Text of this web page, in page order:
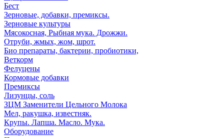
Бест
Зерновые, добавки, премиксы.
Зерновые культуры
Мясокосная, Рыбная мука. Дрожжи.
Отруби, жмых, жом, шрот.
Био препараты, бактерии, пробиотики,
Веткорм
Фелуцены
Кормовые добавки
Премиксы
Лизунцы, соль
ЗЦМ Заменители Цельного Молока
Мел, ракушка, известняк.
Крупы. Лапша. Масло. Мука.
Оборудование